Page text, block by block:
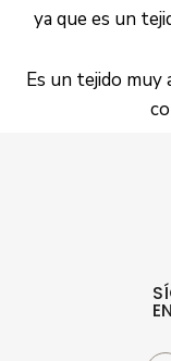
ya que es un
Es un tejido muy
EN